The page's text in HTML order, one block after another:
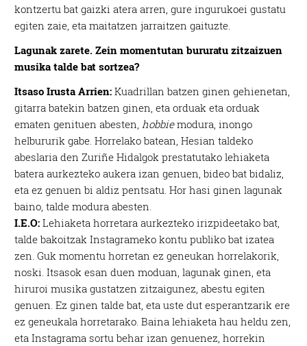
kontzertu bat gaizki atera arren, gure ingurukoei gustatu
egiten zaie, eta maitatzen jarraitzen gaituzte.
Lagunak zarete. Zein momentutan bururatu zitzaizuen
musika talde bat sortzea?
Itsaso Irusta Arrien: Kuadrillan batzen ginen gehienetan,
gitarra batekin batzen ginen, eta orduak eta orduak
ematen genituen abesten, hobbiemodura, inongo
helbururik gabe. Horrelako batean, Hesian taldeko
abeslaria den Zuriñe Hidalgok prestatutako lehiaketa
batera aurkezteko aukera izan genuen, bideo bat bidaliz,
eta ez genuen bi aldiz pentsatu. Hor hasi ginen lagunak
baino, talde modura abesten.
I.E.O: Lehiaketa horretara aurkezteko irizpideetako bat,
talde bakoitzak Instagrameko kontu publiko bat izatea
zen. Guk momentu horretan ez geneukan horrelakorik,
noski. Itsasok esan duen moduan, lagunak ginen, eta
hiruroi musika gustatzen zitzaigunez, abestu egiten
genuen. Ez ginen talde bat, eta uste dut esperantzarik ere
ez geneukala horretarako. Baina lehiaketa hau heldu zen,
eta Instagrama sortu behar izan genuenez, horrekin